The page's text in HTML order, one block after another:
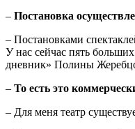
– Постановка
– Постановками
У нас сейчас пять
дневник» Полины
– То есть это
– Для меня театр